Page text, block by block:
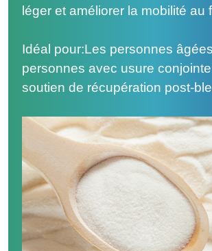
léger et améliorer la mobilité au
Idéal pour:Les personnes
personnes avec usure
soutien de récupération post-